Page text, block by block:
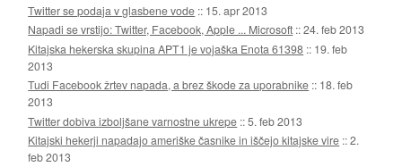
Twitter se podaja v glasbene vode :: 15. apr 2013
Napadi se vrstijo: Twitter, Facebook, Apple ... Microsoft ::24. feb 2013
Kitajska hekerska skupina APT1 je vojaška Enota 61398 :: 19. feb
2013
Tudi Facebook žrtev napada, a brez škode za uporabnike :: 18. feb
2013
Twitter dobiva izboljšane varnostne ukrepe ::5. feb 2013
Kitajski hekerji napadajo ameriške časnike in iščejo kitajske vire ::2.
feb 2013